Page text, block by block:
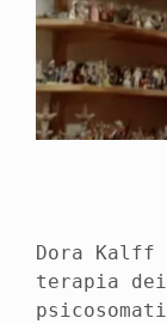
Dora
terapia